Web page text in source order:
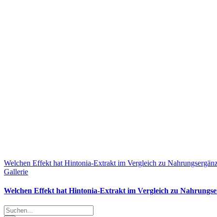
Welchen Effekt hat Hintonia-Extrakt im Vergleich zu
Gallerie
Welchen Effekt hat Hintonia-Extrakt im Vergleich zu
Suche